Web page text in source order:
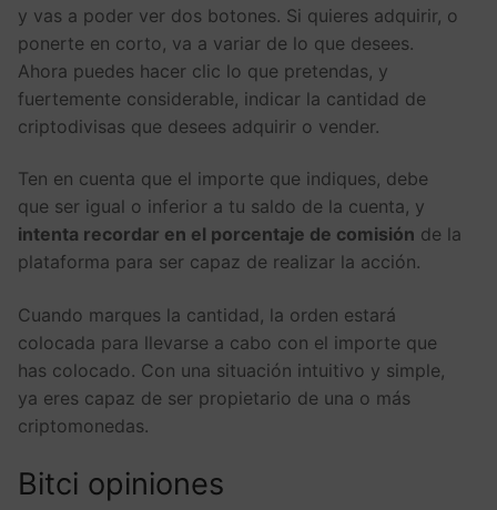
y vas a poder ver dos botones. Si quieres adquirir, o
ponerte en corto, va a variar de lo que desees.
Ahora puedes hacer clic lo que pretendas, y
fuertemente considerable, indicar la cantidad de
criptodivisas que desees adquirir o vender.
Ten en cuenta que el importe que indiques, debe
que ser igual o inferior a tu saldo de la cuenta, y
intenta recordar en el porcentaje de comisión de la
plataforma para ser capaz de realizar la acción.
Cuando marques la cantidad, la orden estará
colocada para llevarse a cabo con el importe que
has colocado. Con una situación intuitivo y simple,
ya eres capaz de ser propietario de una o más
criptomonedas.
Bitci opiniones